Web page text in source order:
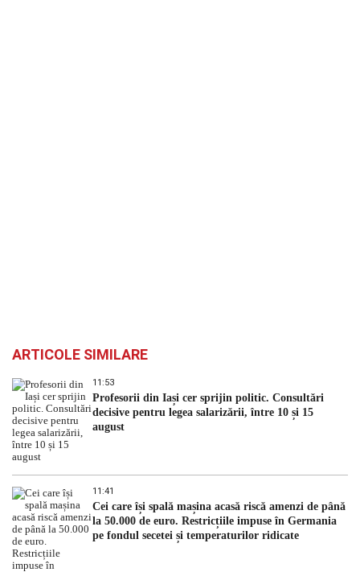
ARTICOLE SIMILARE
11:53
Profesorii din Iași cer sprijin politic. Consultări
decisive pentru legea salarizării, între 10 și 15
august
11:41
Cei care își spală mașina acasă riscă amenzi de până
la 50.000 de euro. Restricțiile impuse în Germania
pe fondul secetei și temperaturilor ridicate